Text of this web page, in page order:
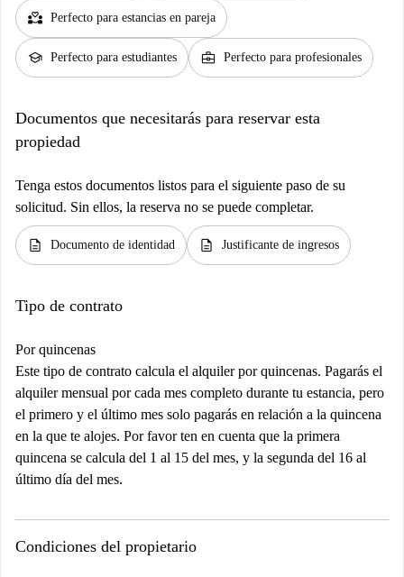
partner_heart Perfecto para estancias en pareja
school Perfecto para estudiantes business_center Perfecto para profesionales
Documentos que necesitarás para reservar esta
propiedad
Tenga estos documentos listos para el siguiente paso de su
solicitud. Sin ellos, la reserva no se puede completar.
description Documento de identidad description Justificante de ingresos
Tipo de contrato
Por quincenas
Este tipo de contrato calcula el alquiler por quincenas. Pagarás el
alquiler mensual por cada mes completo durante tu estancia, pero
el primero y el último mes solo pagarás en relación a la quincena
en la que te alojes. Por favor ten en cuenta que la primera
quincena se calcula del 1 al 15 del mes, y la segunda del 16 al
último día del mes.
Condiciones del propietario